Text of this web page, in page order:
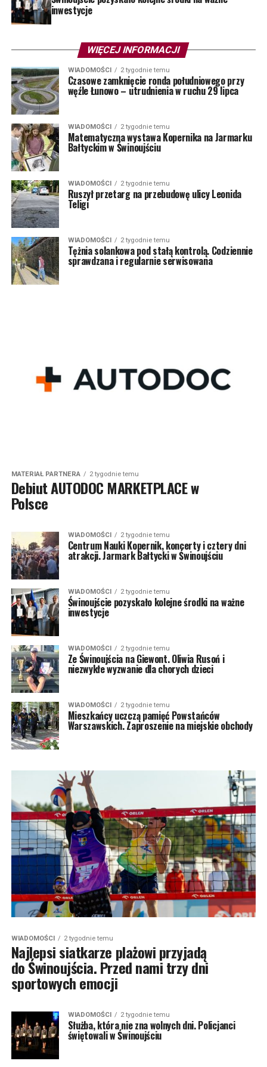
inwestycje
WIĘCEJ INFORMACJI
WIADOMOŚCI 2 tygodnie temu
Czasowe zamknięcie ronda południowego przy
węźle Łunowo – utrudnienia w ruchu 29 lipca
WIADOMOŚCI 2 tygodnie temu
Matematyczna wystawa Kopernika na Jarmarku
Bałtyckim w Świnoujściu
WIADOMOŚCI 2 tygodnie temu
Ruszył przetarg na przebudowę ulicy Leonida
Teligi
WIADOMOŚCI 2 tygodnie temu
Tężnia solankowa pod stałą kontrolą. Codziennie
sprawdzana i regularnie serwisowana
MATERIAŁ PARTNERA 2 tygodnie temu
Debiut AUTODOC MARKETPLACE w
Polsce
WIADOMOŚCI 2 tygodnie temu
Centrum Nauki Kopernik, koncerty i cztery dni
atrakcji. Jarmark Bałtycki w Świnoujściu
WIADOMOŚCI 2 tygodnie temu
Świnoujście pozyskało kolejne środki na ważne
inwestycje
WIADOMOŚCI 2 tygodnie temu
Ze Świnoujścia na Giewont. Oliwia Rusoń i
niezwykłe wyzwanie dla chorych dzieci
WIADOMOŚCI 2 tygodnie temu
Mieszkańcy uczczą pamięć Powstańców
Warszawskich. Zaproszenie na miejskie obchody
WIADOMOŚCI 2 tygodnie temu
Najlepsi siatkarze plażowi przyjadą
do Świnoujścia. Przed nami trzy dni
sportowych emocji
WIADOMOŚCI 2 tygodnie temu
Służba, która nie zna wolnych dni. Policjanci
świętowali w Świnoujściu